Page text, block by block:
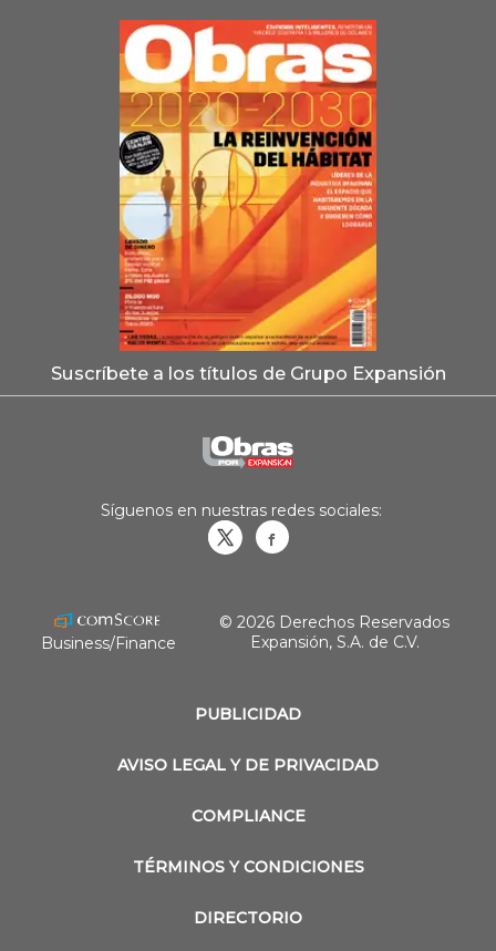
Suscríbete a los títulos de Grupo Expansión
PUBLICIDAD
AVISO LEGAL Y DE PRIVACIDAD
COMPLIANCE
TÉRMINOS Y CONDICIONES
DIRECTORIO
Síguenos en nuestras redes sociales:
Business/Finance
© 2026 Derechos Reservados
Expansión, S.A. de C.V.